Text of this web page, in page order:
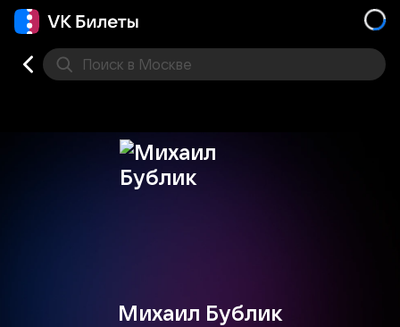
Поиск в Москве
Михаил Бублик